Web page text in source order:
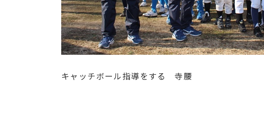
キャッチボール指導をする 寺腰